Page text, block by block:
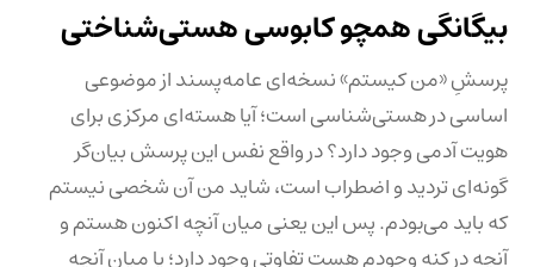
بیگانگی همچو کابوسی هستی‌شناختی
پرسشِ «من کیستم» نسخه‌ای عامه‌پسند از موضوعی
اساسی در هستی‌شناسی است؛ آیا هسته‌ای مرکزی برای
هویت آدمی وجود دارد؟ در واقع نفس این پرسش بیان‌گر
گونه‌ای تردید و اضطراب است، شاید من آن شخصی نیستم
که باید می‌بودم. پس این یعنی میان آنچه اکنون هستم و
آنچه در کنه وجودم هست تفاوتی وجود دارد؛ یا میان آنچه